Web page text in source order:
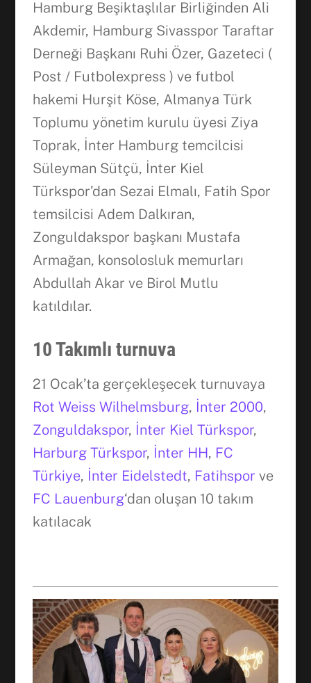
Hamburg Beşiktaşlılar Birliğinden Ali
Akdemir, Hamburg Sivasspor Taraftar
Derneği Başkanı Ruhi Özer, Gazeteci (
Post / Futbolexpress ) ve futbol
hakemi Hurşit Köse, Almanya Türk
Toplumu yönetim kurulu üyesi Ziya
Toprak, İnter Hamburg temcilcisi
Süleyman Sütçü, İnter Kiel
Türkspor’dan Sezai Elmalı, Fatih Spor
temsilcisi Adem Dalkıran,
Zonguldakspor başkanı Mustafa
Armağan, konsolosluk memurları
Abdullah Akar ve Birol Mutlu
katıldılar.
10 Takımlı turnuva
21 Ocak’ta gerçekleşecek turnuvaya
Rot Weiss Wilhelmsburg, İnter 2000,
Zonguldakspor, İnter Kiel Türkspor,
Harburg Türkspor, İnter HH, FC
Türkiye, İnter Eidelstedt, Fatihspor ve
FC Lauenburg‘dan oluşan 10 takım
katılacak